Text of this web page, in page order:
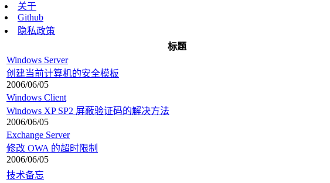
关于
Github
隐私政策
标题
Windows Server
创建当前计算机的安全模板
2006/06/05
Windows Client
Windows XP SP2 屏蔽验证码的解决方法
2006/06/05
Exchange Server
修改 OWA 的超时限制
2006/06/05
技术备忘